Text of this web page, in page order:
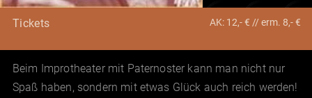
Tickets AK: 12,- € // erm. 8,- €
Beim Improtheater mit Paternoster kann man nicht nur
Spaß haben, sondern mit etwas Glück auch reich werden!